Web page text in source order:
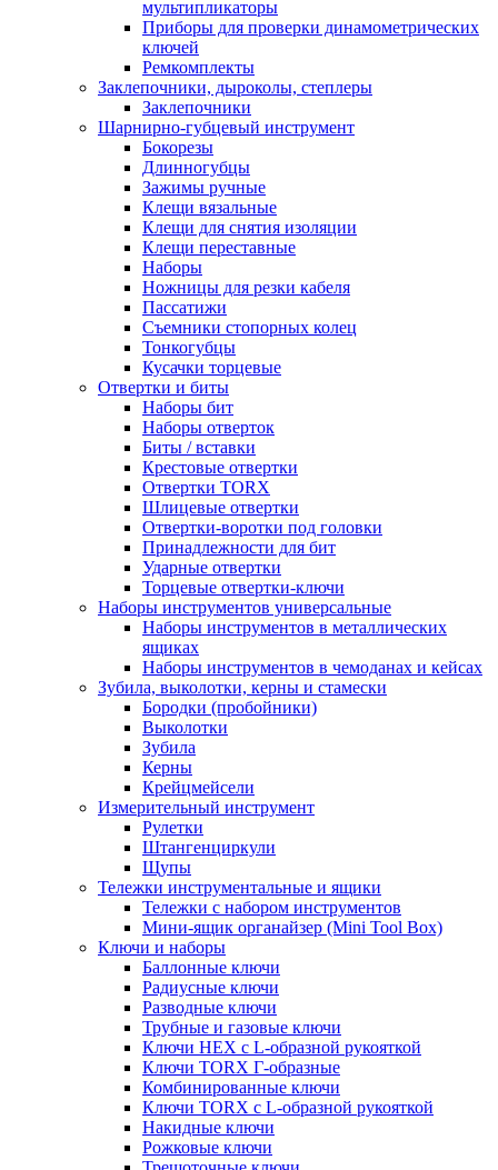
мультипликаторы
Приборы для проверки динамометрических
ключей
Ремкомплекты
Заклепочники, дыроколы, степлеры
Заклепочники
Шарнирно-губцевый инструмент
Бокорезы
Длинногубцы
Зажимы ручные
Клещи вязальные
Клещи для снятия изоляции
Клещи переставные
Наборы
Ножницы для резки кабеля
Пассатижи
Съемники стопорных колец
Тонкогубцы
Кусачки торцевые
Отвертки и биты
Наборы бит
Наборы отверток
Биты / вставки
Крестовые отвертки
Отвертки TORX
Шлицевые отвертки
Отвертки-воротки под головки
Принадлежности для бит
Ударные отвертки
Торцевые отвертки-ключи
Наборы инструментов универсальные
Наборы инструментов в металлических
ящиках
Наборы инструментов в чемоданах и кейсах
Зубила, выколотки, керны и стамески
Бородки (пробойники)
Выколотки
Зубила
Керны
Крейцмейсели
Измерительный инструмент
Рулетки
Штангенциркули
Щупы
Тележки инструментальные и ящики
Тележки с набором инструментов
Мини-ящик органайзер (Mini Tool Box)
Ключи и наборы
Баллонные ключи
Радиусные ключи
Разводные ключи
Трубные и газовые ключи
Ключи HEX с L-образной рукояткой
Ключи TORX Г-образные
Комбинированные ключи
Ключи TORX с L-образной рукояткой
Накидные ключи
Рожковые ключи